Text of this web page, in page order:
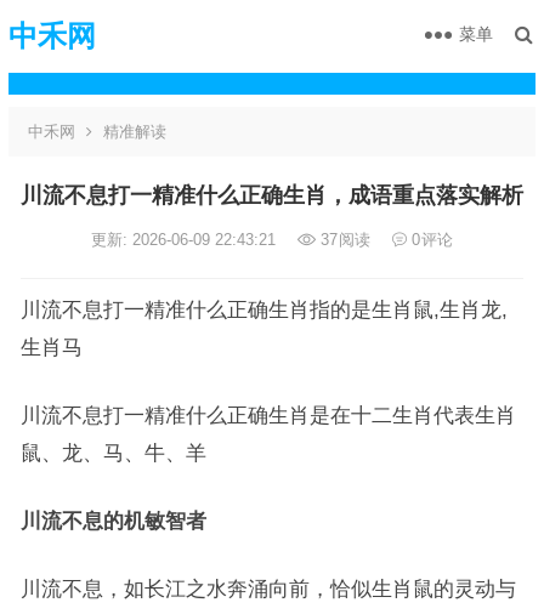
中禾网 菜单
中禾网 精准解读
川流不息打一精准什么正确生肖，成语重点落实解析
更新: 2026-06-09 22:43:21 37阅读 0评论
川流不息打一精准什么正确生肖指的是生肖鼠,生肖龙,
生肖马
川流不息打一精准什么正确生肖是在十二生肖代表生肖
鼠、龙、马、牛、羊
川流不息的机敏智者
川流不息，如长江之水奔涌向前，恰似生肖鼠的灵动与